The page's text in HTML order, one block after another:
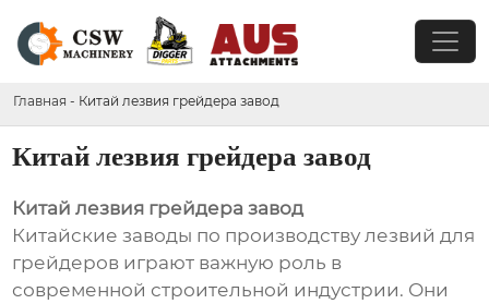
Главная - Китай лезвия грейдера завод
Китай лезвия грейдера завод
Китай лезвия грейдера завод
Китайские заводы по производству лезвий для
грейдеров играют важную роль в
современной строительной индустрии. Они